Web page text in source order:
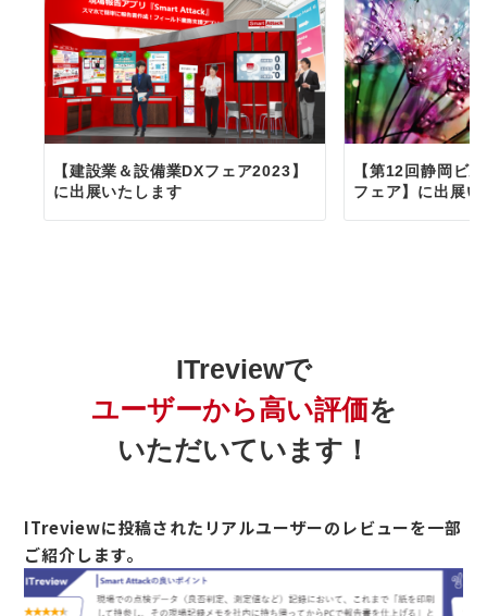
【建設業＆設備業DXフェア2023】
に出展いたします
【第12回静岡ビ
フェア】に出展い
ITreviewで
ユーザーから高い評価を
いただいています！
ITreviewに投稿されたリアルユーザーのレビューを一部
ご紹介します。